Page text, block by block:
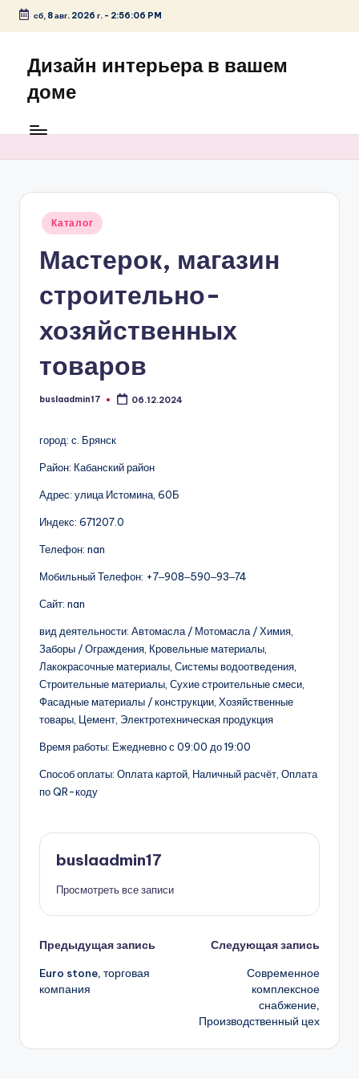
Перейти
содержимому
сб, 8 авг. 2026 г.- 2:56:06 PM
Дизайн интерьера в вашем
доме
Опубликовано
Каталог
Мастерок, магазин
строительно-
хозяйственных
товаров
Запись
buslaadmin17 06.12.2024
город: с. Брянск
Район: Кабанский район
Адрес: улица Истомина, 60Б
Индекс: 671207.0
Телефон: nan
Мобильный Телефон: +7‒908‒590‒93‒74
Сайт: nan
вид деятельности: Автомасла / Мотомасла / Химия,
Заборы / Ограждения, Кровельные материалы,
Лакокрасочные материалы, Системы водоотведения,
Строительные материалы, Сухие строительные смеси,
Фасадные материалы / конструкции, Хозяйственные
товары, Цемент, Электротехническая продукция
Время работы: Ежедневно с 09:00 до 19:00
Способ оплаты: Оплата картой, Наличный расчёт, Оплата
по QR-коду
buslaadmin17
Просмотреть все записи
Навигация
записи
Предыдущая запись
Euro stone, торговая
компания
Следующая запись
Современное
комплексное
снабжение,
Производственный цех